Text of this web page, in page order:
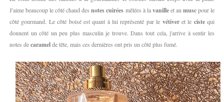
J'aime beaucoup le côté chaud desnotes cuirées mêlées à lavanilleet aumuscpour le
côté gourmand. Le côté boisé est quant à lui représenté par le vétiveret le ciste qui
donnent un côté un peu plus masculin je trouve. Dans tout cela, j'arrive à sentir les
notes decaramelde tête, mais ces dernières ont pris un côté plus fumé.